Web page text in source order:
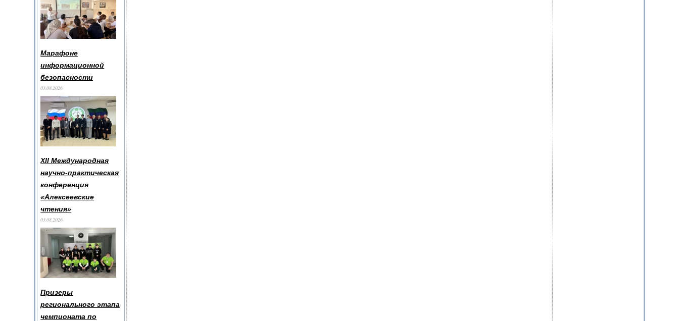
Марафоне
информационной
безопасности
03.08.2026
XII Международная
научно-практическая
конференция
«Алексеевские
чтения»
03.08.2026
Призеры
регионального этапа
чемпионата по